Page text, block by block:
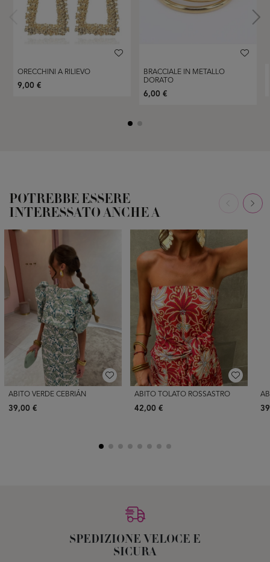
ORECCHINI A RILIEVO
9,00 €
BRACCIALE IN METALLO
DORATO
6,00 €
POTREBBE ESSERE
INTERESSATO ANCHE A
ABITO VERDE CEBRIÁN
39,00 €
ABITO TOLATO ROSSASTRO
42,00 €
SPEDIZIONE VELOCE E
SICURA